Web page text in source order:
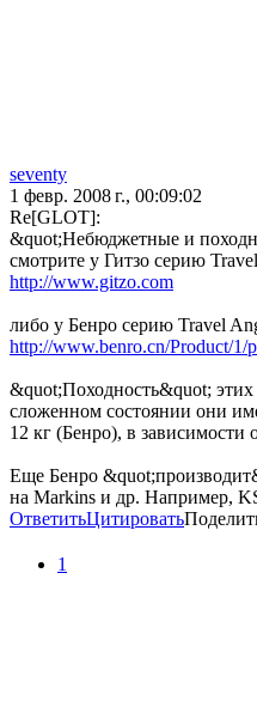
seventy
1 февр. 2008 г., 00:09:02
Re[GLOT]:
&quot;Небюджетные и
смотрите у Гитзо серию
http://www.gitzo.com
либо у Бенро серию Travel
http://www.benro.cn/Product/1/
&quot;Походность&quot; этих
сложенном состоянии они
12 кг (Бенро), в зависимости
Еще Бенро
на Markins и др. Например,
ОтветитьЦитировать
1